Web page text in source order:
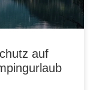
auf